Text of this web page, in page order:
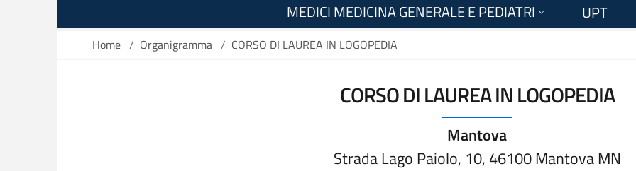
MEDICI MEDICINA GENERALE E PEDIATRI
UPT
Home / Organigramma / CORSO DI LAUREA IN LOGOPEDIA
CORSO DI LAUREA IN LOGOPEDIA
Mantova
Strada Lago Paiolo, 10, 46100 Mantova MN